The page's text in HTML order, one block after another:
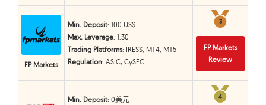
FP Markets
Min. Deposit: 100 US$
Max. Leverage: 1:30
Trading Platforms: IRESS, MT4, MT5
Regulation: ASIC, CySEC
3
3
FP Markets
Review
Min. Deposit: 0美元
4
4